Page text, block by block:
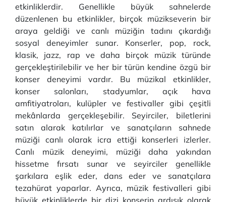
etkinliklerdir. Genellikle büyük sahnelerde
düzenlenen bu etkinlikler, birçok müzikseverin bir
araya geldiği ve canlı müziğin tadını çıkardığı
sosyal deneyimler sunar. Konserler, pop, rock,
klasik, jazz, rap ve daha birçok müzik türünde
gerçekleştirilebilir ve her bir türün kendine özgü bir
konser deneyimi vardır. Bu müzikal etkinlikler,
konser salonları, stadyumlar, açık hava
amfitiyatroları, kulüpler ve festivaller gibi çeşitli
mekânlarda gerçekleşebilir. Seyirciler, biletlerini
satın alarak katılırlar ve sanatçıların sahnede
müziği canlı olarak icra ettiği konserleri izlerler.
Canlı müzik deneyimi, müziği daha yakından
hissetme fırsatı sunar ve seyirciler genellikle
şarkılara eşlik eder, dans eder ve sanatçılara
tezahürat yaparlar. Ayrıca, müzik festivalleri gibi
büyük etkinliklerde bir dizi konserin ardışık olarak